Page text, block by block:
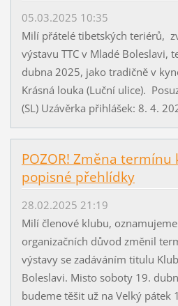
05.03.2025 10:35
Milí přátelé tibetských teriérů,
výstavu TTC v Mladé Boleslavi,
dubna 2025, jako tradičně v
Krásná louka (Luční ulice).
(SL) Uzávěrka přihlášek: 8. 4.
POZOR! Změna termínu
popisné přehlídky
28.02.2025 21:19
Milí členové klubu, oznamujeme
organizačních důvod změnil
výstavy se zadáváním titulu
Boleslavi. Misto soboty 19.
budeme těšit už na Velký pátek